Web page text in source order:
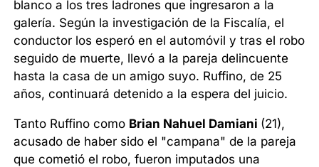
blanco a los tres ladrones que ingresaron a la
galería. Según la investigación de la Fiscalía, el
conductor los esperó en el automóvil y tras el robo
seguido de muerte, llevó a la pareja delincuente
hasta la casa de un amigo suyo. Ruffino, de 25
años, continuará detenido a la espera del juicio.
Tanto Ruffino como Brian Nahuel Damiani (21),
acusado de haber sido el "campana" de la pareja
que cometió el robo, fueron imputados una